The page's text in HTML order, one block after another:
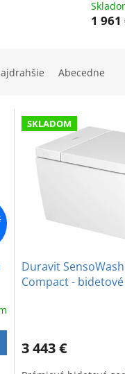
1 961
Abecedne
SKLADOM
Duravit
Compact -
3 443 €